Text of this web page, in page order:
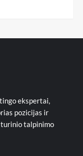
ekspertai,
pozicijas ir
talpinimo